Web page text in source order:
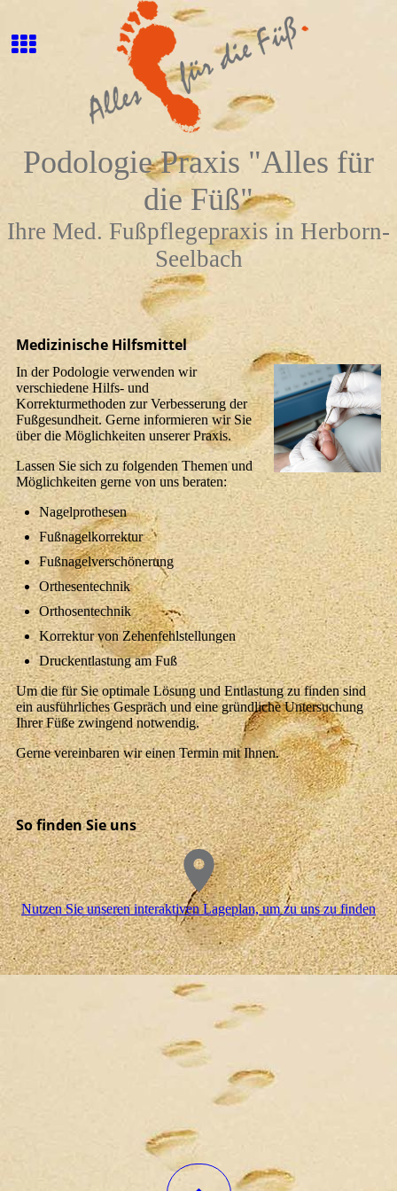
Podologie Praxis "Alles für
die Füß"
Ihre Med. Fußpflegepraxis in Herborn-
Seelbach
Medizinische Hilfsmittel
In der Podologie verwenden wir
verschiedene Hilfs- und
Korrekturmethoden zur Verbesserung der
Fußgesundheit. Gerne informieren wir Sie
über die Möglichkeiten unserer Praxis.
Lassen Sie sich zu folgenden Themen und
Möglichkeiten gerne von uns beraten:
Nagelprothesen
Fußnagelkorrektur
Fußnagelverschönerung
Orthesentechnik
Orthosentechnik
Korrektur von Zehenfehlstellungen
Druckentlastung am Fuß
Um die für Sie optimale Lösung und Entlastung zu finden sind
ein ausführliches Gespräch und eine gründliche Untersuchung
Ihrer Füße zwingend notwendig.
Gerne vereinbaren wir einen Termin mit Ihnen.
So finden Sie uns
Nutzen Sie unseren interaktiven La­ge­plan, um zu uns zu finden